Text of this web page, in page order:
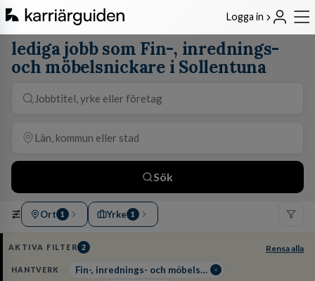
Logga in
lediga jobb som Fin-, inrednings-
och möbelsnickare i Sollentuna
Sök
Ort 1 Yrke 1
AKTIVA FILTER 2 Rensa alla
HANTVERK Fin-, inrednings- och möbelsnickare